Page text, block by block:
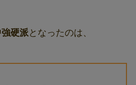
硬派となったのは、